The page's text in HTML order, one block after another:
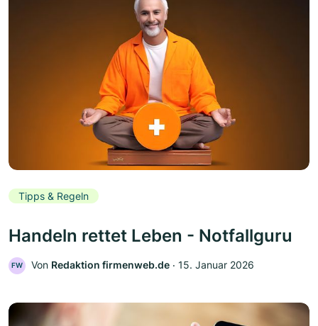
Tipps & Regeln
Handeln rettet Leben - Notfallguru
FW Von Redaktion firmenweb.de ‧ 15. Januar 2026